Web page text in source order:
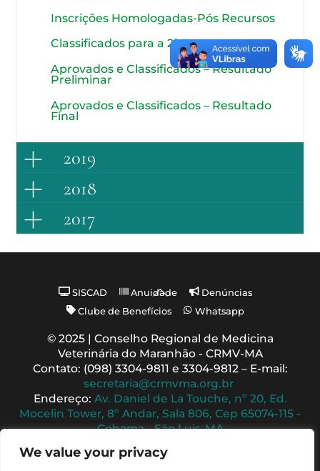
We value your privacy
Inscrições Homologadas-Pós Recursos
Classificados para a 2ª Etapa
Aprovados e Classificados – Resultado
Preliminar
Aprovados e Classificados – Resultado
Final
2019
2018
2017
Back
To
SISCAD Anuidade
Denúncias
Clube de Benefícios
Whatsapp
© 2025 | Conselho Regional de Medicina
Veterinária do Maranhão - CRMV-MA
Contato: (098) 3304-9811 e 3304-9812 – E-mail:
secretaria@crmvma.org.br
Endereço: Av. Daniel de La Touche, nº 20, Ed.
Mocelin Tower, 8º Andar, Sala 806, Cep 65074-115 -
Cohama - São Luis-MA
Horário de Funcionamento: 8h às 14h (Segunda a
Sexta)